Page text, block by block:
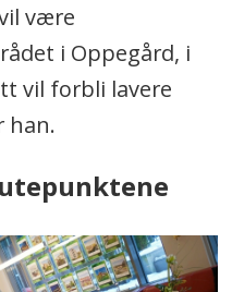
være
i Oppegård, i
vil forbli lavere
han.